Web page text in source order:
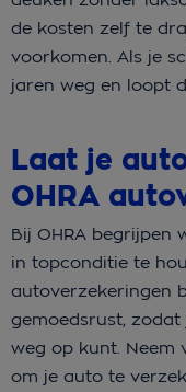
de kosten zelf te
voorkomen. Als je
jaren weg en loopt
Laat je
OHRA
Bij OHRA begrijpen
in topconditie te
autoverzekeringen
gemoedsrust,
weg op kunt. Neem
om je auto te